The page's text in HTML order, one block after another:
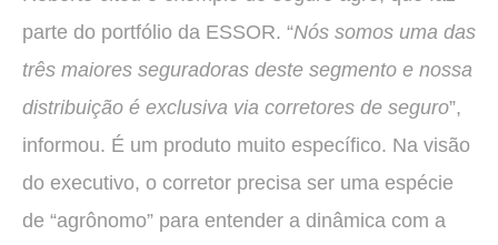
parte do portfólio da ESSOR. “Nós somos uma das
três maiores seguradoras deste segmento e nossa
distribuição é exclusiva via corretores de seguro”,
informou. É um produto muito específico. Na visão
do executivo, o corretor precisa ser uma espécie
de “agrônomo” para entender a dinâmica com a